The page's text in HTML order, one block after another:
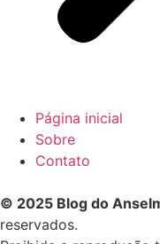
Página inicial
Sobre
Contato
© 2025 Blog do
reservados.